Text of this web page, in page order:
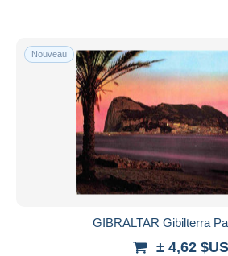
Nouveau
GIBRALTAR Gibilterra
± 4,62 $US